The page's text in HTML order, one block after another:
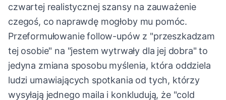
czwartej realistycznej szansy na zauważenie
czegoś, co naprawdę mogłoby mu pomóc.
Przeformułowanie follow-upów z "przeszkadzam
tej osobie" na "jestem wytrwały dla jej dobra" to
jedyna zmiana sposobu myślenia, która oddziela
ludzi umawiających spotkania od tych, którzy
wysyłają jednego maila i konkludują, że "cold